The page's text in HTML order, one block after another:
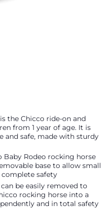
the Chicco ride-on and
from 1 year of age. It is
and safe, made with sturdy
Baby Rodeo rocking horse
base to allow small
safety
can be easily removed to
rocking horse into a
and in total safety